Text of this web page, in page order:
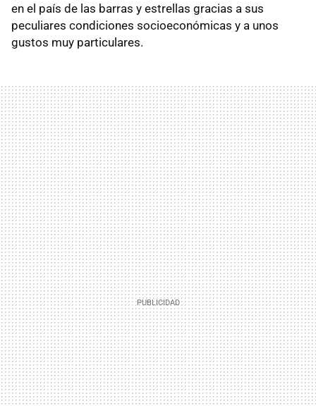
en el país de las barras y estrellas gracias a sus
peculiares condiciones socioeconómicas y a unos
gustos muy particulares.